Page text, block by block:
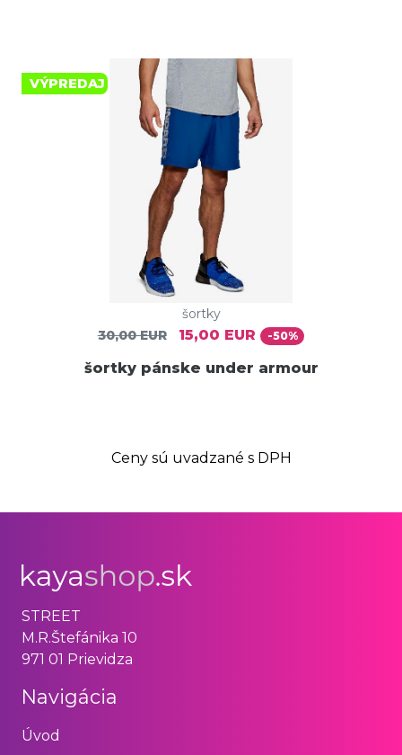
VÝPREDAJ
šortky
30,00 EUR
15,00 EUR -50%
šortky pánske under armour
Ceny sú uvadzané s DPH
STREET
M.R.Štefánika 10
971 01 Prievidza
Navigácia
Úvod